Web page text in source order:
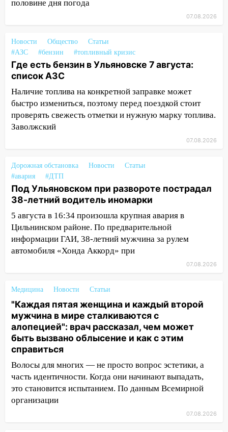
приговор
полностью уничтожил дачный дом и
сарай
11:38 В Госдуме предложили отменить
ЕГЭ с 2027 года
11:25 В Ульяновске ИИ будет выявлять
нарушителей на контейнерных
площадках
золота в составе сборной мира
11:16
В Ульяновске открыли памятную
доску декабристу Кондратию Рылееву
10:40 В Ульяновске спасатели ночью
нашли потерявшегося в заброшенных
садах 79-летнего мужчину
10:26 На нескольких улицах Ульяновска
временно отключили холодную воду
10:14
В Ульяновске двоих участников
коррупционной схемы при ЦГКБ
отправили в колонию на 7 и 8 лет
09:52 Ночью беспилотники сбили над
соседними Татарстаном и Саратовской
областью
09:41 Диана Шурыгина уверовала в
Бога в СИЗО
09:35 В Ульяновске директора фирмы
будут судить за неуплату налогов на 48
половине дня погода
07.08.2026
Новости Общество
Статьи
#АЗС
#бензин #топливный кризис
Где есть бензин в Ульяновске 7 августа:
список АЗС
Наличие топлива на конкретной заправке может
быстро измениться, поэтому перед поездкой стоит
проверять свежесть отметки и нужную марку топлива.
Заволжский
07.08.2026
Дорожная обстановка Новости
Статьи
#авария
#ДТП
Под Ульяновском при развороте пострадал
38-летний водитель иномарки
5 августа в 16:34 произошла крупная авария в
Цильнинском районе. По предварительной
информации ГАИ, 38-летний мужчина за рулем
автомобиля «Хонда Аккорд» при
07.08.2026
Медицина Новости Статьи
"Каждая пятая женщина и каждый второй
мужчина в мире сталкиваются с
алопецией": врач рассказал, чем может
быть вызвано облысение и как с этим
справиться
Волосы для многих — не просто вопрос эстетики, а
часть идентичности. Когда они начинают выпадать,
это становится испытанием. По данным Всемирной
организации
07.08.2026